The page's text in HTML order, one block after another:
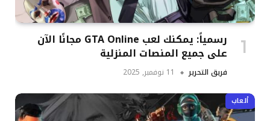
رسمياً: يمكنك لعب GTA Online مجانًا الآن
على جميع المنصات المنزلية
فريق التحرير 11 نوفمبر, 2025
ألعاب